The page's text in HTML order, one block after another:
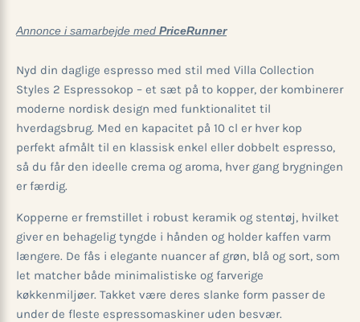
Annonce i samarbejde med PriceRunner
Nyd din daglige espresso med stil med Villa Collection
Styles 2 Espressokop – et sæt på to kopper, der kombinerer
moderne nordisk design med funktionalitet til
hverdagsbrug. Med en kapacitet på 10 cl er hver kop
perfekt afmålt til en klassisk enkel eller dobbelt espresso,
så du får den ideelle crema og aroma, hver gang brygningen
er færdig.
Kopperne er fremstillet i robust keramik og stentøj, hvilket
giver en behagelig tyngde i hånden og holder kaffen varm
længere. De fås i elegante nuancer af grøn, blå og sort, som
let matcher både minimalistiske og farverige
køkkenmiljøer. Takket være deres slanke form passer de
under de fleste espressomaskiner uden besvær.